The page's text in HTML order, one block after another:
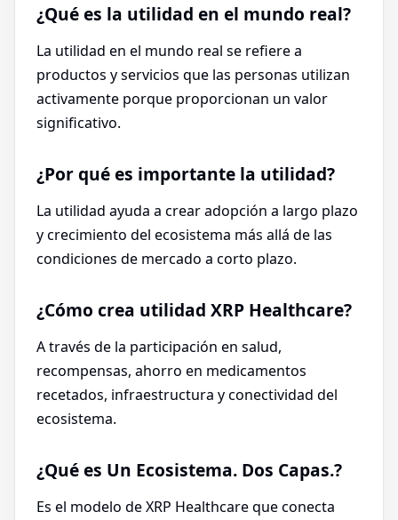
¿Qué es la utilidad en el mundo real?
La utilidad en el mundo real se refiere a
productos y servicios que las personas utilizan
activamente porque proporcionan un valor
significativo.
¿Por qué es importante la utilidad?
La utilidad ayuda a crear adopción a largo plazo
y crecimiento del ecosistema más allá de las
condiciones de mercado a corto plazo.
¿Cómo crea utilidad XRP Healthcare?
A través de la participación en salud,
recompensas, ahorro en medicamentos
recetados, infraestructura y conectividad del
ecosistema.
¿Qué es Un Ecosistema. Dos Capas.?
Es el modelo de XRP Healthcare que conecta